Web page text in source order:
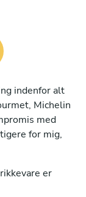
indenfor alt
Michelin
med
for mig,
er